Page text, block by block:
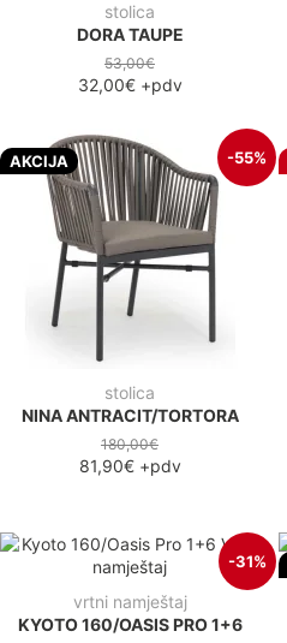
stolica
DORA TAUPE
53,00€
32,00€+pdv
AKCIJA -55%
stolica
NINA ANTRACIT/TORTORA
180,00€
81,90€+pdv
-31%
vrtni namještaj
KYOTO 160/OASIS PRO 1+6